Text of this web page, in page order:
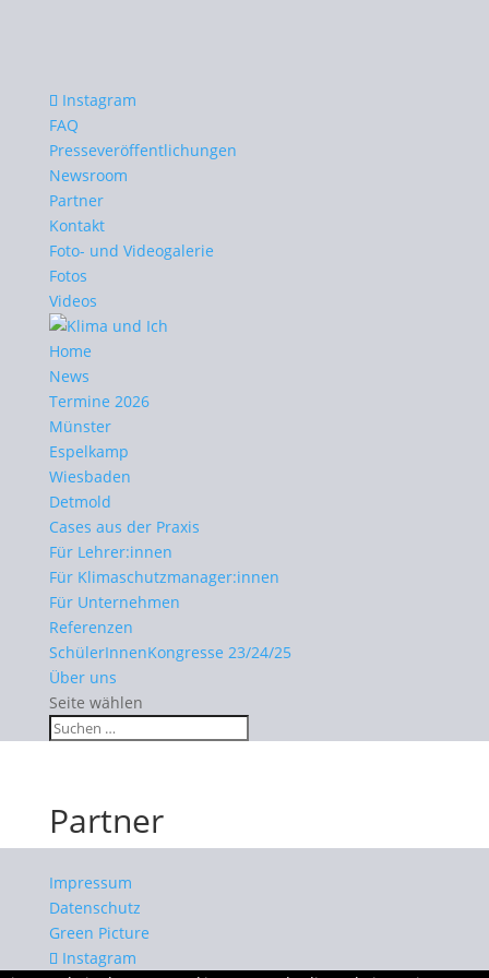
Instagram
FAQ
Presseveröffentlichungen
Newsroom
Partner
Kontakt
Foto- und Videogalerie
Fotos
Videos
Home
News
Termine 2026
Münster
Espelkamp
Wiesbaden
Detmold
Cases aus der Praxis
Für Lehrer:innen
Für Klimaschutzmanager:innen
Für Unternehmen
Referenzen
SchülerInnenKongresse 23/24/25
Über uns
Seite wählen
Partner
Impressum
Datenschutz
Green Picture
Instagram